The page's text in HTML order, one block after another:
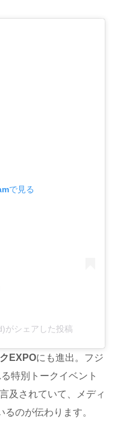
で見る
がシェアした投稿
EXPOにも進出。フジ
特別トークイベント
及されていて、メディ
るのが伝わります。